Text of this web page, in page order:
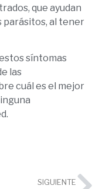
que ayudan
parásitos, al tener
síntomas
las
cuál es el mejor
SIGUIENTE